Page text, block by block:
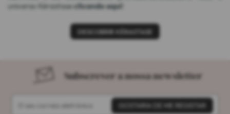
universo Kérastaseclicando aqui
DESCOBRIR KÉRASTASE
Subscrever a nossa newsletter